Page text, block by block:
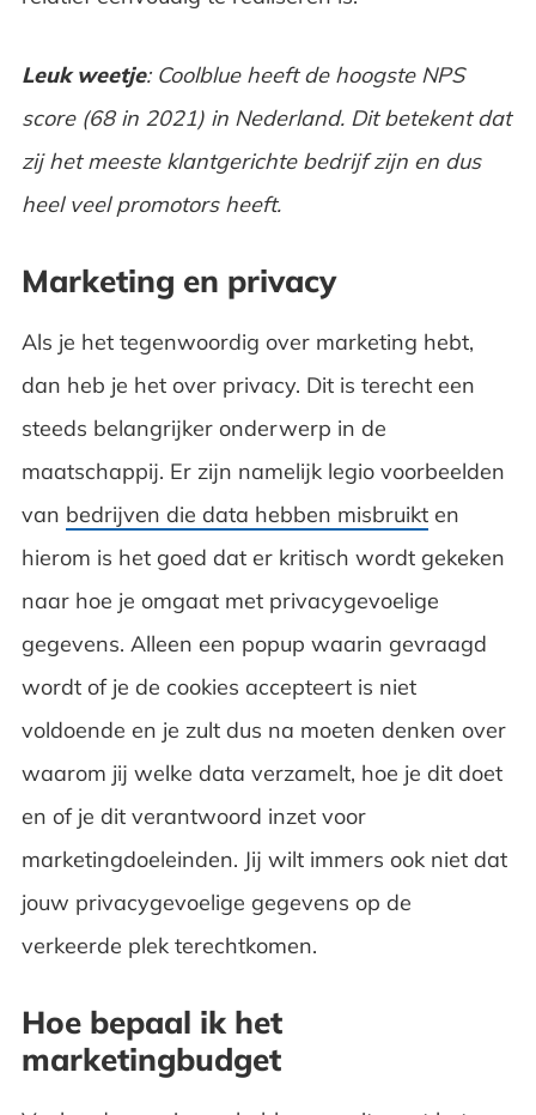
Leuk weetje: Coolblue heeft de hoogste NPS
score (68 in 2021) in Nederland. Dit betekent dat
zij het meeste klantgerichte bedrijf zijn en dus
heel veel promotors heeft.
Marketing en privacy
Als je het tegenwoordig over marketing hebt,
dan heb je het over privacy. Dit is terecht een
steeds belangrijker onderwerp in de
maatschappij. Er zijn namelijk legio voorbeelden
van bedrijven die data hebben misbruikten
hierom is het goed dat er kritisch wordt gekeken
naar hoe je omgaat met privacygevoelige
gegevens. Alleen een popup waarin gevraagd
wordt of je de cookies accepteert is niet
voldoende en je zult dus na moeten denken over
waarom jij welke data verzamelt, hoe je dit doet
en of je dit verantwoord inzet voor
marketingdoeleinden. Jij wilt immers ook niet dat
jouw privacygevoelige gegevens op de
verkeerde plek terechtkomen.
Hoe bepaal ik het
marketingbudget